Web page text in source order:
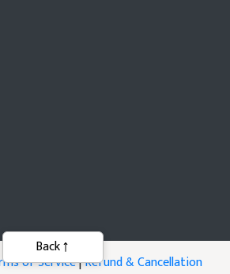
of Service|Refund & Cancellation